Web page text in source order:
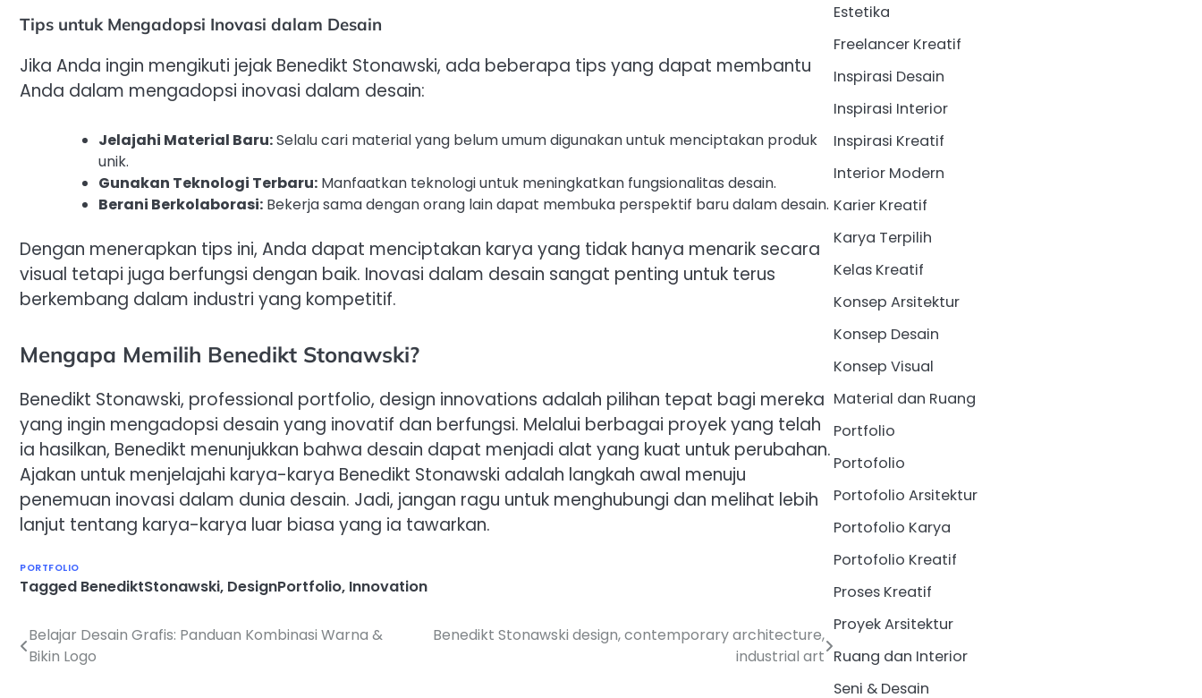
Tips untuk Mengadopsi Inovasi dalam Desain
Jika Anda ingin mengikuti jejak Benedikt Stonawski, ada beberapa tips yang dapat membantu
Anda dalam mengadopsi inovasi dalam desain:
Jelajahi Material Baru:Selalu cari material yang belum umum digunakan untuk menciptakan produk
unik.
Gunakan Teknologi Terbaru: Manfaatkan teknologi untuk meningkatkan fungsionalitas desain.
Berani Berkolaborasi: Bekerja sama dengan orang lain dapat membuka perspektif baru dalam desain.
Dengan menerapkan tips ini, Anda dapat menciptakan karya yang tidak hanya menarik secara
visual tetapi juga berfungsi dengan baik. Inovasi dalam desain sangat penting untuk terus
berkembang dalam industri yang kompetitif.
Mengapa Memilih Benedikt Stonawski?
Benedikt Stonawski, professional portfolio, design innovations adalah pilihan tepat bagi mereka
yang ingin mengadopsi desain yang inovatif dan berfungsi. Melalui berbagai proyek yang telah
ia hasilkan, Benedikt menunjukkan bahwa desain dapat menjadi alat yang kuat untuk perubahan.
Ajakan untuk menjelajahi karya-karya Benedikt Stonawski adalah langkah awal menuju
penemuan inovasi dalam dunia desain. Jadi, jangan ragu untuk menghubungi dan melihat lebih
lanjut tentang karya-karya luar biasa yang ia tawarkan.
PORTFOLIO
Tagged BenediktStonawski, DesignPortfolio, Innovation
Navigasi
Belajar Desain Grafis: Panduan Kombinasi Warna &
Bikin Logo
Benedikt Stonawski design, contemporary architecture,
industrial art
Estetika
Freelancer Kreatif
Inspirasi Desain
Inspirasi Interior
Inspirasi Kreatif
Interior Modern
Karier Kreatif
Karya Terpilih
Kelas Kreatif
Konsep Arsitektur
Konsep Desain
Konsep Visual
Material dan Ruang
Portfolio
Portofolio
Portofolio Arsitektur
Portofolio Karya
Portofolio Kreatif
Proses Kreatif
Proyek Arsitektur
Ruang dan Interior
Seni & Desain